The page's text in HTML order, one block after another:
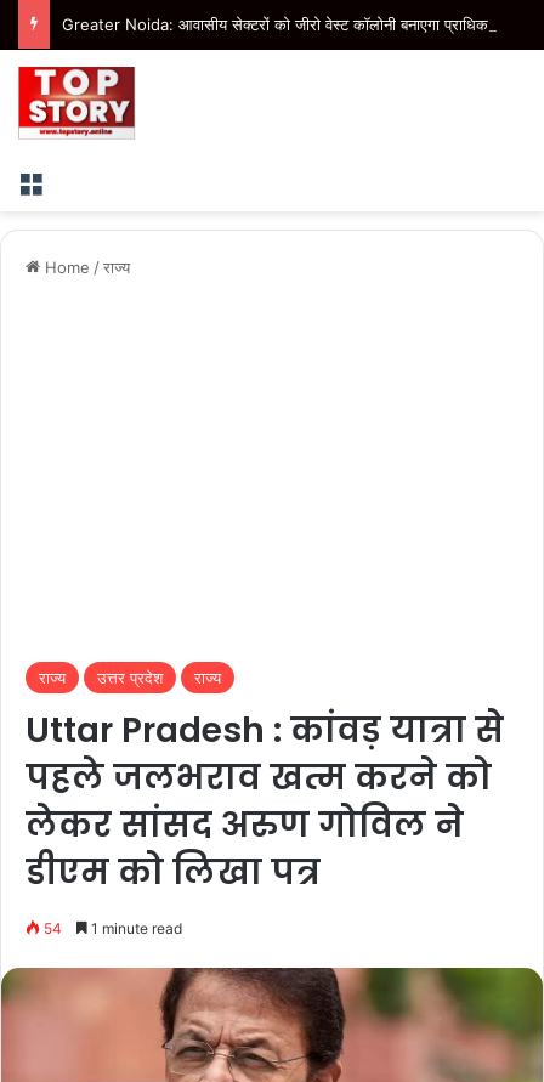
Menu
Home /राज्य
राज्य उत्तर प्रदेश राज्य
Uttar Pradesh : कांवड़ यात्रा से
पहले जलभराव खत्म करने को
लेकर सांसद अरुण गोविल ने
डीएम को लिखा पत्र
54 1 minute read